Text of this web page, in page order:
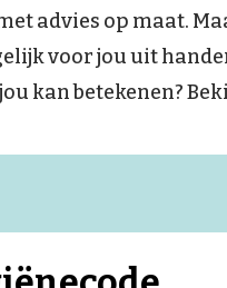
advies op maat.
voor jou uit
kan betekenen?